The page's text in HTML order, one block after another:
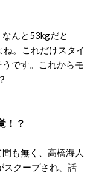
んと53kgだと
。これだけスタイ
です。これからモ
！？
も無く、高橋海人
スクープされ、話